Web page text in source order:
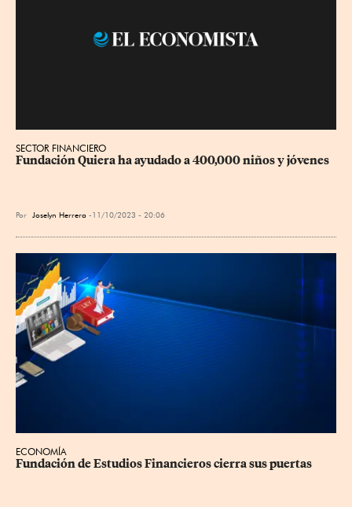
SECTOR FINANCIERO
Fundación Quiera ha ayudado a 400,000 niños y jóvenes
Por Joselyn Herrera 11/10/2023 - 20:06
ECONOMÍA
Fundación de Estudios Financieros cierra sus puertas